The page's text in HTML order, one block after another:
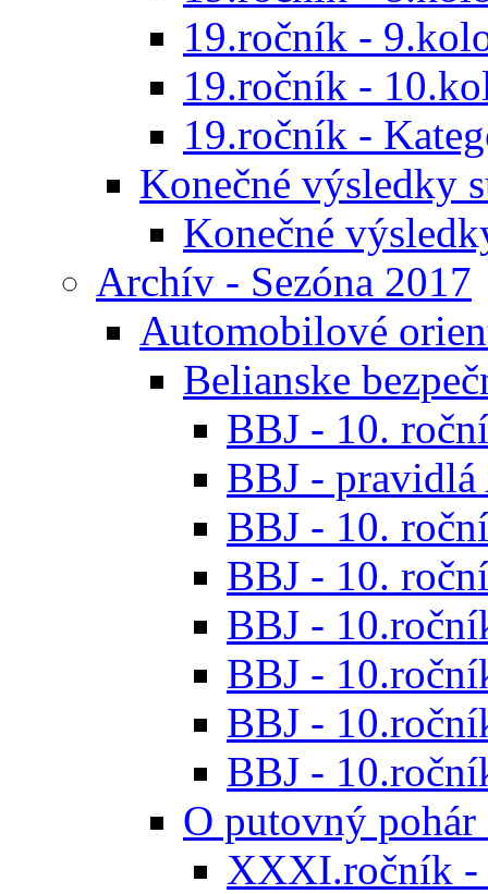
19.ročník -
19.ročník -
19.ročník -
Konečné výsledky
Konečné
Archív - Sezóna 2017
Automobilové
Belianske
BBJ - 10.
BBJ - pravidlá
BBJ - 10.
BBJ - 10.
BBJ -
BBJ -
BBJ -
BBJ -
O putovný
XXXI.ročník -